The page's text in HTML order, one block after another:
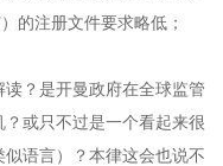
的注册文件要求略低；
？是开曼政府在全球监管
或只不过是一个看起来很
语言）？本律这会也说不